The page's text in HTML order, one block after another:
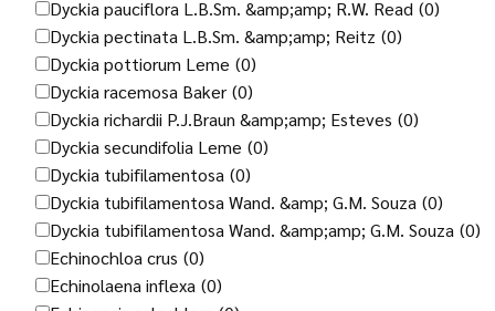
Dyckia pauciflora L.B.Sm. &amp;amp; R.W. Read (0)
Dyckia pectinata L.B.Sm. &amp;amp; Reitz (0)
Dyckia pottiorum Leme (0)
Dyckia racemosa Baker (0)
Dyckia richardii P.J.Braun &amp;amp; Esteves (0)
Dyckia secundifolia Leme (0)
Dyckia tubifilamentosa (0)
Dyckia tubifilamentosa Wand. &amp; G.M. Souza (0)
Dyckia tubifilamentosa Wand. &amp;amp; G.M. Souza (0)
Echinochloa crus (0)
Echinolaena inflexa (0)